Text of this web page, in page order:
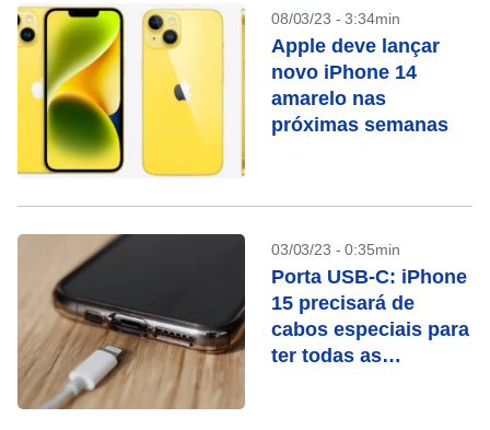
08/03/23 - 3:34min
Apple deve lançar
novo iPhone 14
amarelo nas
próximas semanas
03/03/23 - 0:35min
Porta USB-C: iPhone
15 precisará de
cabos especiais para
ter todas as